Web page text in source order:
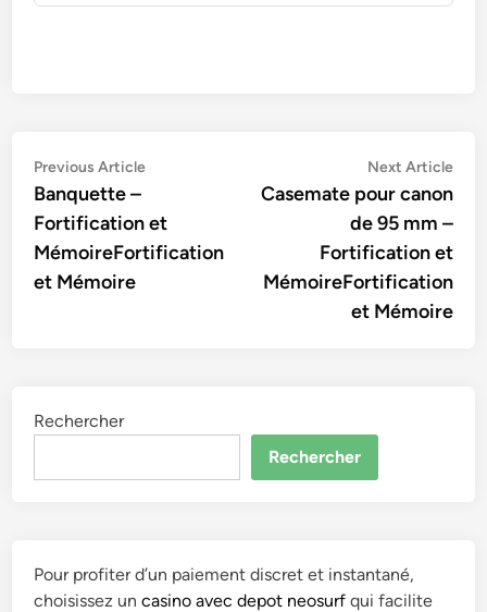
Navigation
de
l’article
Previous ArticlePrevious
Banquette –
Fortification et
MémoireFortification
et Mémoire
Next Article
Casemate pour canon
de 95 mm –
Fortification et
MémoireFortification
et Mémoire
Rechercher
Rechercher
Pour profiter d’un paiement discret et instantané,
choisissez uncasino avec depot neosurf qui facilite